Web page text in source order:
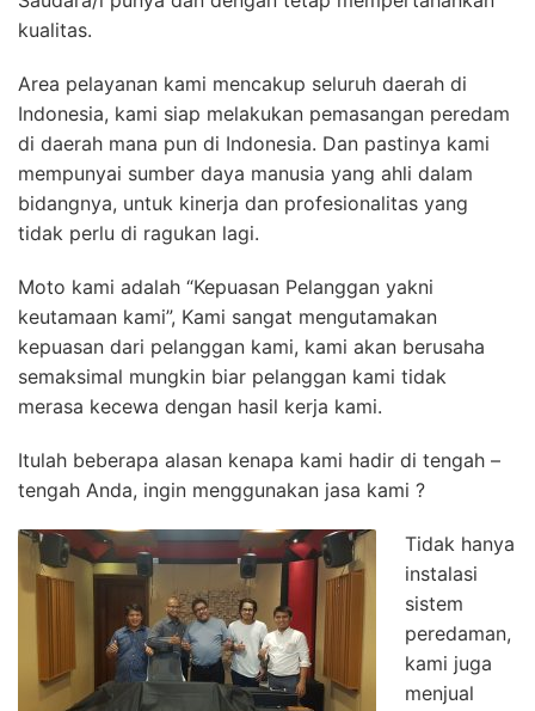
kualitas.
Area pelayanan kami mencakup seluruh daerah di
Indonesia, kami siap melakukan pemasangan peredam
di daerah mana pun di Indonesia. Dan pastinya kami
mempunyai sumber daya manusia yang ahli dalam
bidangnya, untuk kinerja dan profesionalitas yang
tidak perlu di ragukan lagi.
Moto kami adalah “Kepuasan Pelanggan yakni
keutamaan kami”, Kami sangat mengutamakan
kepuasan dari pelanggan kami, kami akan berusaha
semaksimal mungkin biar pelanggan kami tidak
merasa kecewa dengan hasil kerja kami.
Itulah beberapa alasan kenapa kami hadir di tengah –
tengah Anda, ingin menggunakan jasa kami ?
Tidak hanya
instalasi
sistem
peredaman,
kami juga
menjual